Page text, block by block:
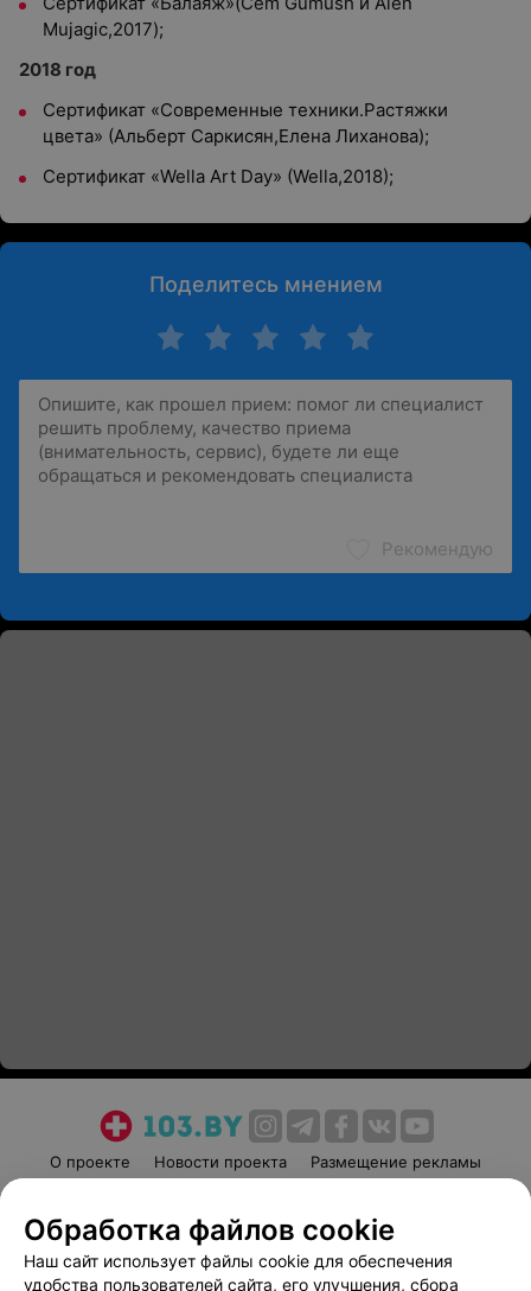
Mujagic,2017);
2018 год
Сертификат «Современные техники.Растяжки
цвета» (Альберт Саркисян,Елена Лиханова);
Сертификат «Wella Art Day» (Wella,2018);
Поделитесь мнением
Рекомендую
О проекте Новости проекта
Размещение рекламы
Пользовательское соглашение
Способы оплаты
Вакансии
Партнеры
Обработка файлов cookie
Наш сайт использует файлы cookie для обеспечения
удобства пользователей сайта, его улучшения, сбора